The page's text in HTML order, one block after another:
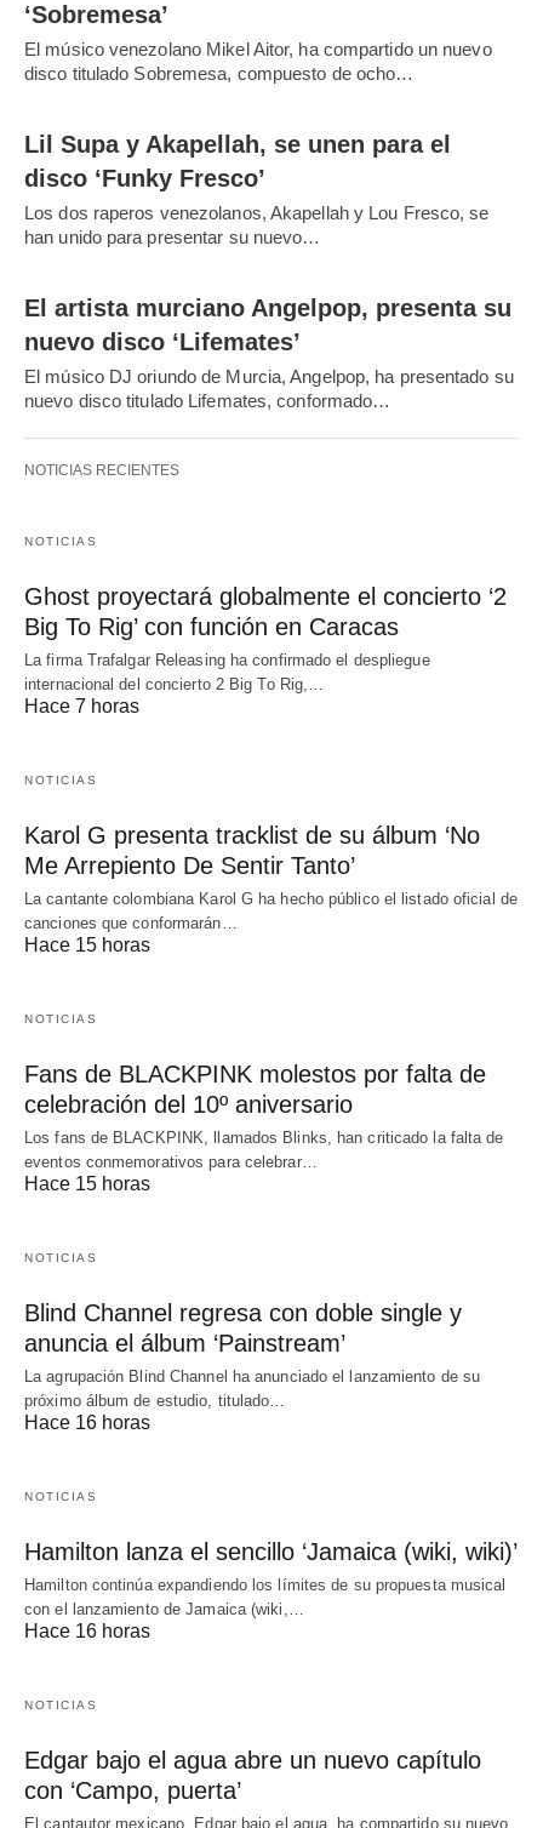
‘Sobremesa’
El músico venezolano Mikel Aitor, ha compartido un nuevo
disco titulado Sobremesa, compuesto de ocho…
Lil Supa y Akapellah, se unen para el
disco ‘Funky Fresco’
Los dos raperos venezolanos, Akapellah y Lou Fresco, se
han unido para presentar su nuevo…
El artista murciano Angelpop, presenta su
nuevo disco ‘Lifemates’
El músico DJ oriundo de Murcia, Angelpop, ha presentado su
nuevo disco titulado Lifemates, conformado…
NOTICIAS RECIENTES
NOTICIAS
Ghost proyectará globalmente el concierto ‘2
Big To Rig’ con función en Caracas
La firma Trafalgar Releasing ha confirmado el despliegue
internacional del concierto 2 Big To Rig,…
Hace 7 horas
NOTICIAS
Karol G presenta tracklist de su álbum ‘No
Me Arrepiento De Sentir Tanto’
La cantante colombiana Karol G ha hecho público el listado oficial de
canciones que conformarán…
Hace 15 horas
NOTICIAS
Fans de BLACKPINK molestos por falta de
celebración del 10º aniversario
Los fans de BLACKPINK, llamados Blinks, han criticado la falta de
eventos conmemorativos para celebrar…
Hace 15 horas
NOTICIAS
Blind Channel regresa con doble single y
anuncia el álbum ‘Painstream’
La agrupación Blind Channel ha anunciado el lanzamiento de su
próximo álbum de estudio, titulado…
Hace 16 horas
NOTICIAS
Hamilton lanza el sencillo ‘Jamaica (wiki, wiki)’
Hamilton continúa expandiendo los límites de su propuesta musical
con el lanzamiento de Jamaica (wiki,…
Hace 16 horas
NOTICIAS
Edgar bajo el agua abre un nuevo capítulo
con ‘Campo, puerta’
El cantautor mexicano, Edgar bajo el agua, ha compartido su nuevo